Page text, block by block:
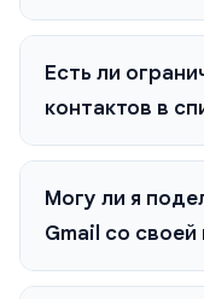
Есть ли
контактов в
Могу ли я
Gmail со